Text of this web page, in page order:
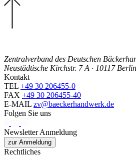
Zentralverband des Deutschen
Neustädtische Kirchstr. 7 A · 10117 Berlin
Kontakt
TEL +49 30 206455-0
FAX +49 30 206455-40
E-MAIL zv@baeckerhandwerk.de
Folgen Sie uns
Newsletter Anmeldung
zur Anmeldung
Rechtliches